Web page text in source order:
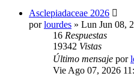
Asclepiadaceae 2026
porlourdes » Lun Jun 08,
16 Respuestas
19342 Vistas
Último mensaje por
Vie Ago 07, 2026